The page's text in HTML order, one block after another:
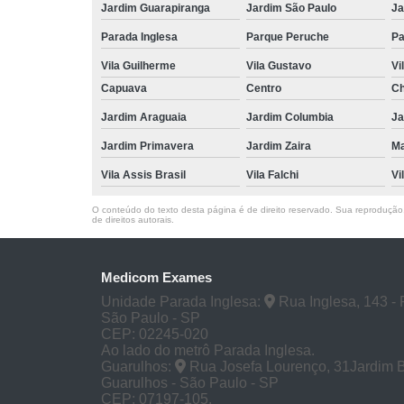
Jardim Guarapiranga Jardim São Paulo
Parada Inglesa Parque Peruche
Vila Guilherme Vila Gustavo
Capuava
Centro
Jardim Araguaia Jardim Columbia
Jardim Primavera Jardim Zaira
Vila Assis Brasil Vila Falchi
O conteúdo do texto desta página é de direito reservado. Sua
de direitos autorais
Medicom Exames
Unidade Parada Inglesa:
Rua Inglesa, 143 -
São Paulo - SP
CEP: 02245-020
Ao lado do metrô Parada Inglesa.
Guarulhos:
Rua Josefa Lourenço, 31Jardim
Guarulhos - São Paulo - SP
CEP: 07197-105.